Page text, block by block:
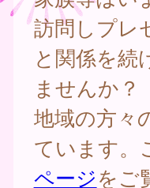
訪問しプレ
と関係を続
ませんか？
地域の方々
ています。
ページをご